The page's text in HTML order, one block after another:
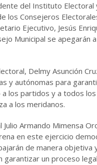
del Instituto Electoral
los Consejeros
Ejecutivo, Jesús
Municipal se apegarán
Delmy Asunción
y autónomas para
los partidos y a todos
a los meridanos.
Armando Mimensa
en este ejercicio
de manera objetiva
garantizar un proceso